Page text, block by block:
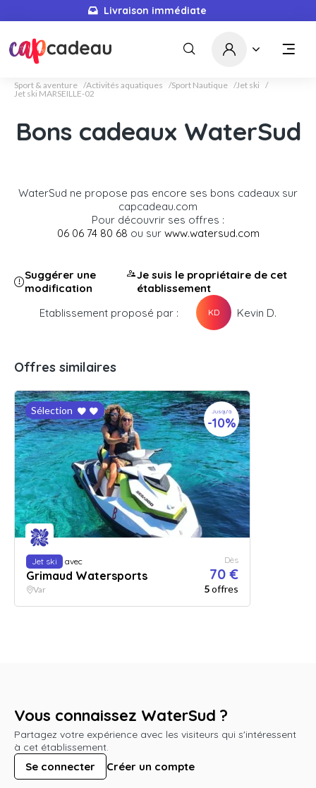
Livraison immédiate
Sport & aventure Activités aquatiques Sport Nautique
Jet ski
Jet ski MARSEILLE-02
Bons cadeaux WaterSud
WaterSud ne propose pas encore ses bons cadeaux sur
capcadeau.com
Pour découvrir ses offres :
06 06 74 80 68 ou sur www.watersud.com
Suggérer une
modification
Je suis le propriétaire de cet
établissement
Etablissement proposé par :
KD Kevin D.
Offres similaires
Sélection Jusqu'à
-10%
Jet ski avec
Grimaud Watersports
Dès
70 €
Var 5offres
Vous connaissez WaterSud ?
Partagez votre expérience avec les visiteurs qui s'intéressent
à cet établissement.
Se connecter Créer un compte